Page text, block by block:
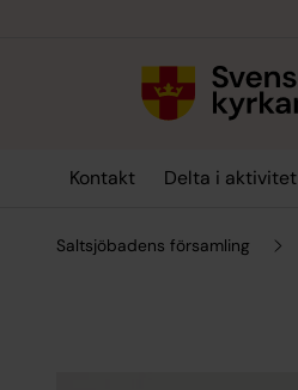
Kontakt Delta i aktivitet
Saltsjöbadens församling